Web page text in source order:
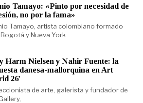
Tamayo: «Pinto por necesidad de
no por la fama»
Tamayo, artista colombiano formado
y Nueva York
Harm Nielsen y Nahir Fuente: la
danesa-mallorquina en Art
26′
de arte, galerista y fundador de